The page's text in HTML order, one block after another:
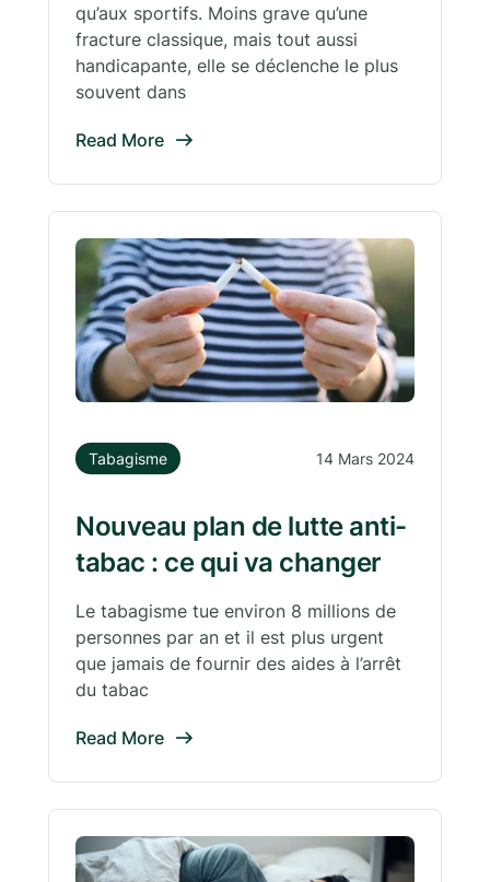
qu’aux sportifs. Moins grave qu’une
fracture classique, mais tout aussi
handicapante, elle se déclenche le plus
souvent dans
Read More
Tabagisme 14 Mars 2024
Nouveau plan de lutte anti-
tabac : ce qui va changer
Le tabagisme tue environ 8 millions de
personnes par an et il est plus urgent
que jamais de fournir des aides à l’arrêt
du tabac
Read More